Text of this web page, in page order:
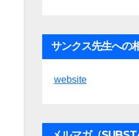
サンクス先生への
website